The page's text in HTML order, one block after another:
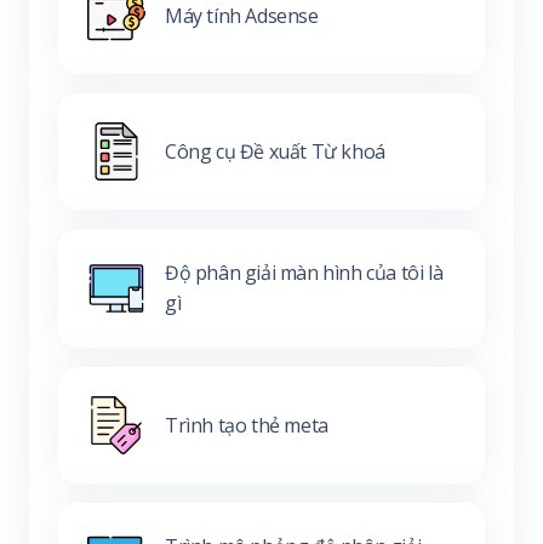
Máy tính Adsense
Công cụ Đề xuất Từ khoá
Độ phân giải màn hình của tôi là
gì
Trình tạo thẻ meta